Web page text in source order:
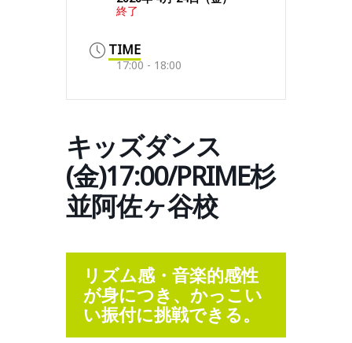
終了
TIME
17:00 - 18:00
キッズダンス
(金)17:00/PRIME杉
並阿佐ヶ谷校
リズム感・音楽的感性
が身につき、かっこい
い振付に挑戦できる。